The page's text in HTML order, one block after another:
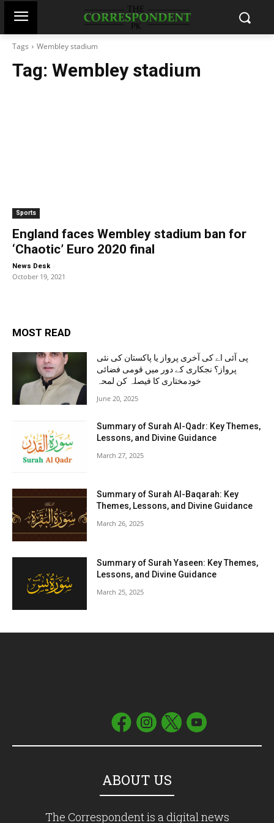
Tags Wembley stadium
Tag: Wembley stadium
Sports
England faces Wembley stadium ban for
‘Chaotic’ Euro 2020 final
News Desk -
October 19, 2021
MOST READ
پی آئی اے کی آخری پرواز یا پاکستان کی نئی
پرواز؟ نجکاری کے دور میں قومی فضائی
خودمختاری کا فیصلہ کن لمحہ
June 20, 2025
Summary of Surah Al-Qadr: Key Themes,
Lessons, and Divine Guidance
March 27, 2025
Summary of Surah Al-Baqarah: Key
Themes, Lessons, and Divine Guidance
March 26, 2025
Summary of Surah Yaseen: Key Themes,
Lessons, and Divine Guidance
March 25, 2025
ABOUT US
The Correspondent is a digital news